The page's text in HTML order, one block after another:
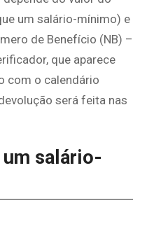
um salário-mínimo) e
de Benefício (NB) –
que aparece
com o calendário
será feita nas
um salário-